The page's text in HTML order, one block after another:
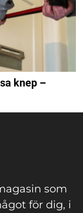
knep –
som
för dig, i